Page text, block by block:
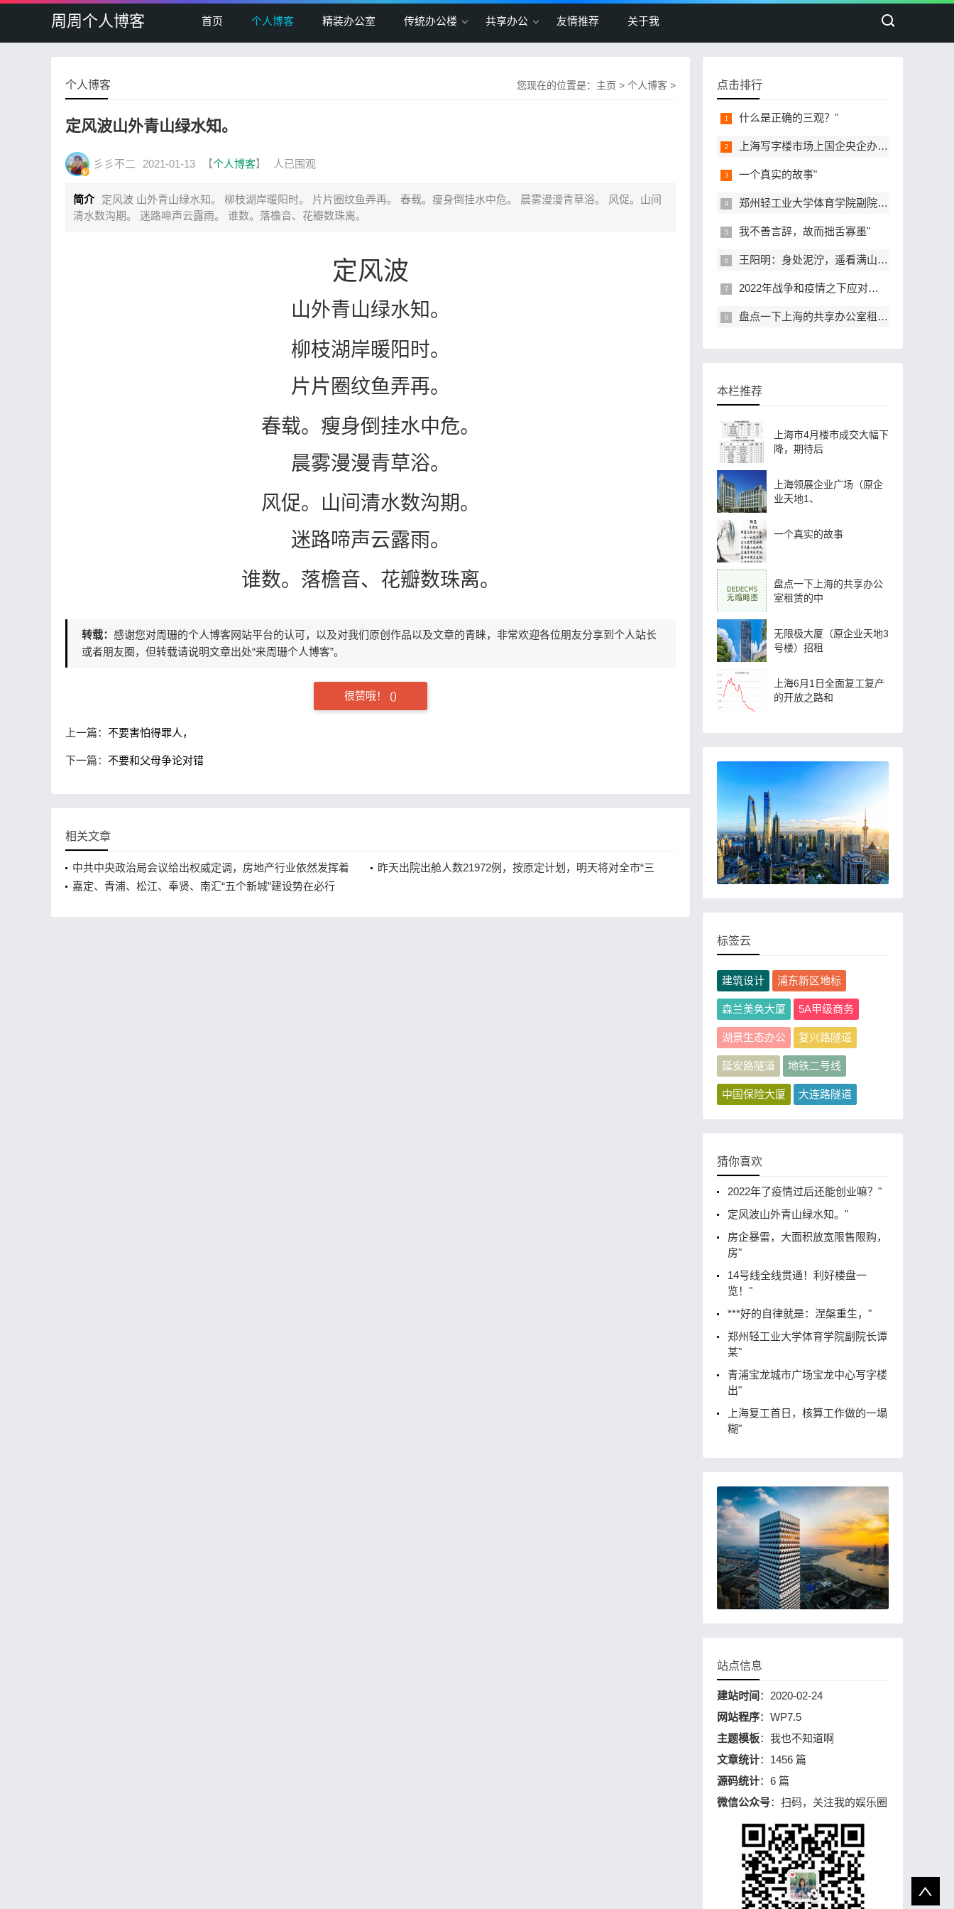
周周个人博客 首页 个人博客 精装办公室 传统办公楼 共享办公 友情推荐 关于我
您现在的位置是： 主页 > 个人博客 >
个人博客
定风波山外青山绿水知。
彡彡不二 2021-01-13 【个人博客】 人已围观
简介
定风波 山外青山绿水知。 柳枝湖岸暖阳时。 片片圈纹鱼弄再。 春载。瘦身倒挂水中危。 晨雾漫漫青草浴。 风促。山间
清水数沟期。 迷路啼声云露雨。 谁数。落檐音、花瓣数珠离。
定风波
山外青山绿水知。
柳枝湖岸暖阳时。
片片圈纹鱼弄再。
春载。瘦身倒挂水中危。
晨雾漫漫青草浴。
风促。山间清水数沟期。
迷路啼声云露雨。
谁数。落檐音、花瓣数珠离。
转载： 感谢您对周珊的个人博客网站平台的认可，以及对我们原创作品以及文章的青睐，非常欢迎各位朋友分享到个人站长
或者朋友圈，但转载请说明文章出处“来周珊个人博客”。
很赞哦！ ()
上一篇： 不要害怕得罪人，
下一篇： 不要和父母争论对错
相关文章
中共中央政治局会议给出权威定调，房地产行业依然发挥着
重要
昨天出院出舱人数21972例，按原定计划，明天将对全市“三
嘉定、青浦、松江、奉贤、南汇“五个新城”建设势在必行
点击排行
什么是正确的三观？"
上海写字楼市场上国企央企办公楼宇"
一个真实的故事"
郑州轻工业大学体育学院副院长谭某"
我不善言辞，故而拙舌寡墨"
王阳明：身处泥泞，遥看满山花开"
2022年战争和疫情之下应对经济危机的"
盘点一下上海的共享办公室租赁的中"
本栏推荐
上海市4月楼市成交大幅下
降，期待后
上海领展企业广场（原企
业天地1、
一个真实的故事
盘点一下上海的共享办公
室租赁的中
无限极大厦（原企业天地3
号楼）招租
上海6月1日全面复工复产
的开放之路和
标签云
建筑设计 浦东新区地标
森兰美奂大厦 5A甲级商务
湖景生态办公 复兴路隧道
延安路隧道 地铁二号线
中国保险大厦 大连路隧道
猜你喜欢
2022年了疫情过后还能创业嘛？"
定风波山外青山绿水知。"
房企暴雷，大面积放宽限售限购，
房"
14号线全线贯通！利好楼盘一
览！"
***好的自律就是：涅槃重生，"
郑州轻工业大学体育学院副院长谭
某"
青浦宝龙城市广场宝龙中心写字楼
出"
上海复工首日，核算工作做的一塌
糊"
站点信息
建站时间 ：2020-02-24
网站程序：WP7.5
主题模板：我也不知道啊
文章统计：1456 篇
源码统计：6 篇
微信公众号：扫码，关注我的娱乐圈